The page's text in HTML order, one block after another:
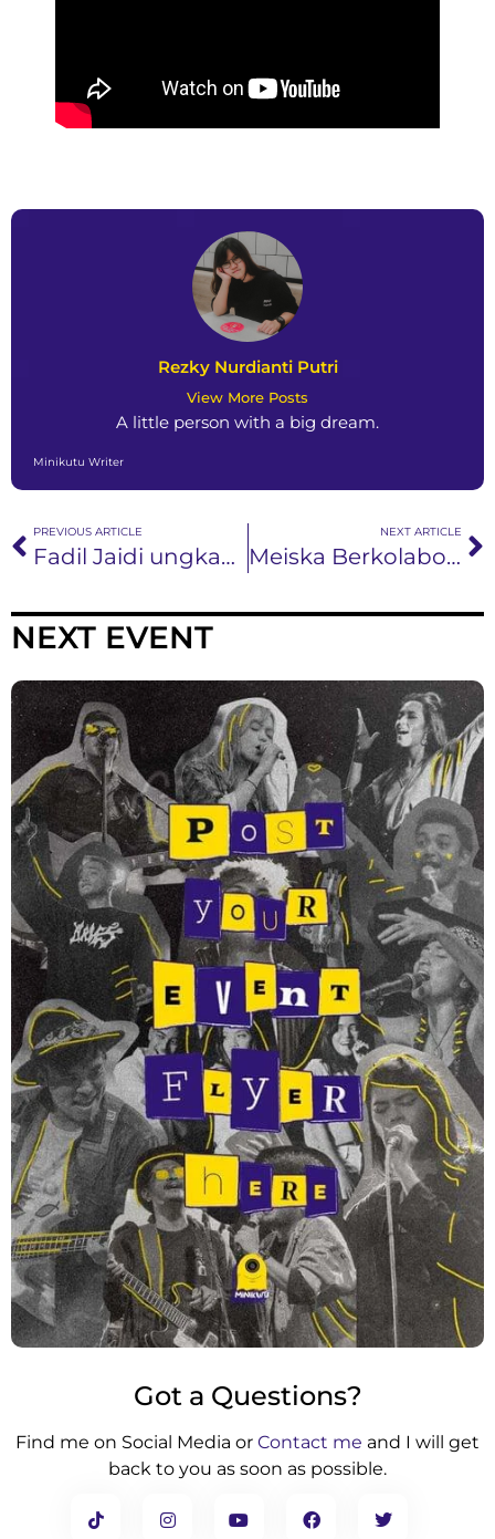
Rezky Nurdianti Putri
View More Posts
A little person with a big dream.
Minikutu Writer
PREVIOUS ARTICLE
Fadil Jaidi ungkap kisah yang relate ke banyak orang di single ‘Kalah’
NEXT ARTICLE
Meiska Berkolaborasi Dengan Tohpati Di Single “Kembali”, Mengajak Untuk Menghargai Waktu Bersama Orang Tersayang
NEXT EVENT
Got a Questions?
Find me on Social Media or Contact me and I will get
back to you as soon as possible.